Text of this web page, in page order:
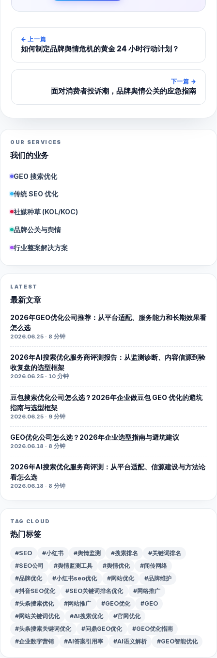
← 上一篇
如何制定品牌舆情危机的黄金 24 小时行动计划？
下一篇 →
面对消费者投诉潮，品牌舆情公关的应急指南
OUR SERVICES
我们的业务
GEO 搜索优化
传统 SEO 优化
社媒种草 (KOL/KOC)
品牌公关与舆情
行业整案解决方案
LATEST
最新文章
2026年GEO优化公司推荐：从平台适配、服务能力和长期效果看
怎么选
2026.06.25 · 8 分钟
2026年AI搜索优化服务商评测报告：从监测诊断、内容信源到验
收复盘的选型框架
2026.06.25 · 10 分钟
豆包搜索优化公司怎么选？2026年企业做豆包 GEO 优化的避坑
指南与选型框架
2026.06.25 · 9 分钟
GEO优化公司怎么选？2026年企业选型指南与避坑建议
2026.06.18 · 8 分钟
2026年AI搜索优化服务商评测：从平台适配、信源建设与方法论
看怎么选
2026.06.18 · 8 分钟
TAG CLOUD
热门标签
#SEO #小红书 #舆情监测 #搜索排名
#关键词排名
#SEO公司
#舆情监测工具 #舆情优化
#闻传网络
#品牌优化
#小红书seo优化 #网站优化
#品牌维护
#抖音SEO优化
#SEO关键词排名优化
#网络推广
#头条搜索优化
#网站推广 #GEO优化
#GEO
#网站关键词优化
#AI搜索优化
#官网优化
#头条搜索关键词优化
#问鼎GEO优化
#GEO优化指南
#企业数字营销
#AI答案引用率 #AI语义解析 #GEO智能优化